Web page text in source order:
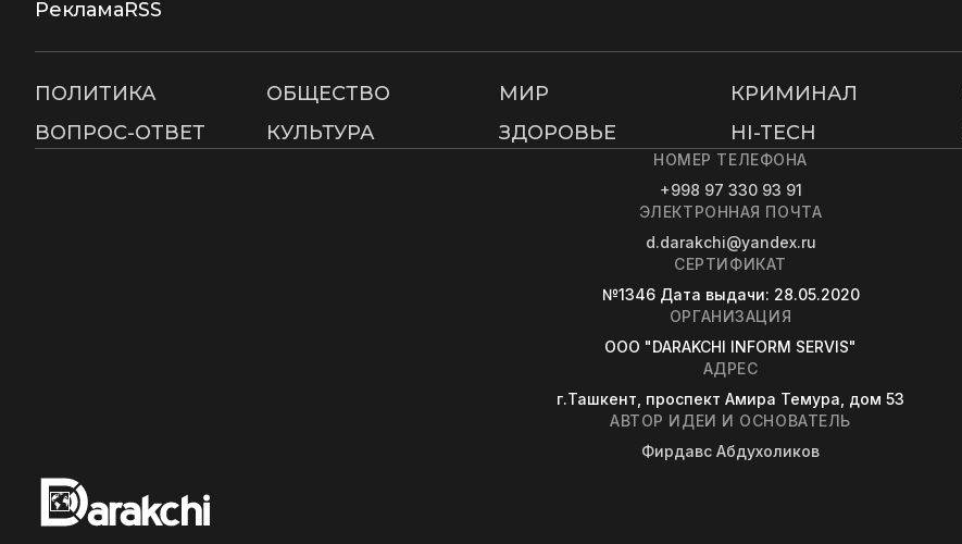
РекламаRSS
ПОЛИТИКА ОБЩЕСТВО МИР КРИМИНАЛ
ВОПРОС-ОТВЕТ
КУЛЬТУРА ЗДОРОВЬЕ HI-TECH
НОМЕР ТЕЛЕФОНА
+998 97 330 93 91
ЭЛЕКТРОННАЯ ПОЧТА
d.darakchi@yandex.ru
СЕРТИФИКАТ
№1346 Дата выдачи: 28.05.2020
ОРГАНИЗАЦИЯ
OOO "DARAKCHI INFORM SERVIS"
АДРЕС
г.Ташкент, проспект Амира Темура, дом 53
АВТОР ИДЕИ И ОСНОВАТЕЛЬ
Фирдавс Абдухоликов